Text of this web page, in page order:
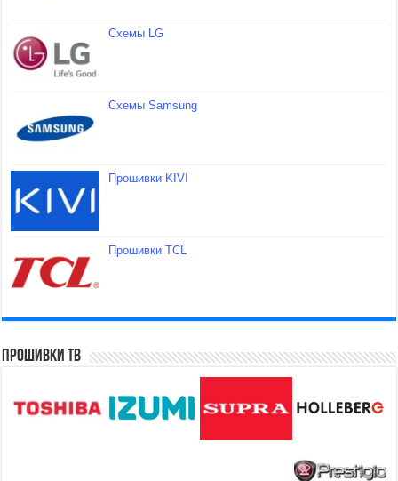
Схемы LG
Схемы Samsung
Прошивки KIVI
Прошивки TCL
Прошивки ТВ